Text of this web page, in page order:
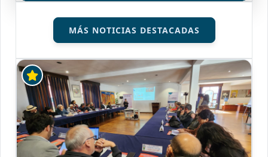
MÁS NOTICIAS DESTACADAS